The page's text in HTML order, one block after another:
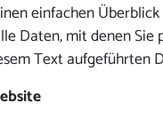
einfachen
Daten, mit denen
Text aufgeführten